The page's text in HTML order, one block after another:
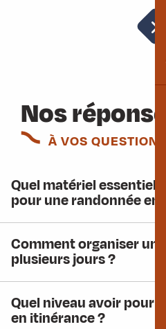
Tour du Grand Arc
Nos
À VOS QUESTIONS
Quel matériel essentiel
pour une randonnée en
Comment organiser une
plusieurs jours ?
Quel niveau avoir pour
en itinérance ?